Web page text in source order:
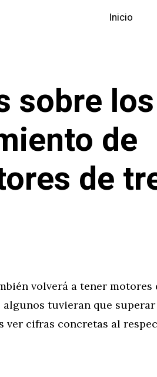
Inicio
sobre los
de
de
volverá a tener motores
tuvieran que
ver cifras concretas al